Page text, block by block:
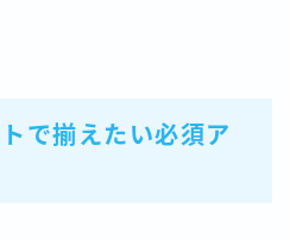
で揃えたい必須ア